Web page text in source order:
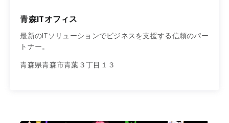
青森ITオフィス
最新のITソリューションでビジネスを支援する信頼のパー
トナー。
青森県青森市青葉３丁目１３